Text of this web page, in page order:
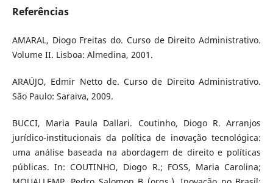
Referências
AMARAL, Diogo Freitas do. Curso de Direito Administrativo.
Volume II. Lisboa: Almedina, 2001.
ARAÚJO, Edmir Netto de. Curso de Direito Administrativo.
São Paulo: Saraiva, 2009.
BUCCI, Maria Paula Dallari. Coutinho, Diogo R. Arranjos
jurídico-institucionais da política de inovação tecnológica:
uma análise baseada na abordagem de direito e políticas
públicas. In: COUTINHO, Diogo R.; FOSS, Maria Carolina;